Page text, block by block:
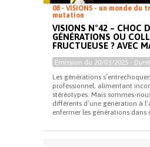
08 - VISIONS - un monde du
mutation
VISIONS N°42 – CHOC
GÉNÉRATIONS OU
FRUCTUEUSE ? AVEC
Emission du 20/03/2025 -
Les générations
professionnel, alimentant
stéréotypes. Mais sommes-
différents d’une génération à
enfermer les générations dans